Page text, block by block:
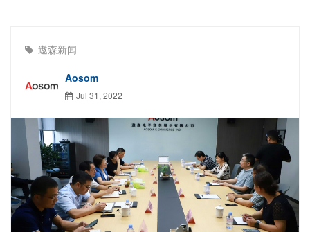
遨森新闻
Aosom
Jul 31, 2022